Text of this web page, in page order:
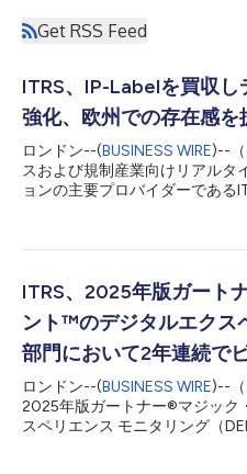
Get RSS Feed
ITRS、IP-Labelを買収
強化、欧州での存在感を
ロンドン--(BUSINESS WIRE)--
スおよび規制産業向けリアルタ
ョンの主要プロバイダーである
ました。この買収により、ITRS
Ekaraプラットフォームを通じ
の企業顧客にサービスを提供し
は包括的な合成トランザクショ
（RUM）、AI駆動のインシデン
業員に影響が及ぶ前にパフォー
します。 エカラプラットフォー
アプリケーション、厚いクライ
スクリティカルシステム、モバ
ITRS、2025年版ガート
ント™のデジタルエクス
部門において2年連続で
ロンドン--(BUSINESS WIRE)--（
2025年版ガートナー®マジック
スペリエンス モニタリング（